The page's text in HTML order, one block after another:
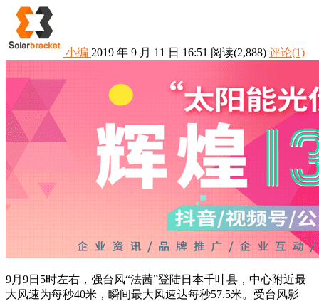
小编 2019 年 9 月 11 日 16:51 阅读(2,888) 评论(1)
9月9日5时左右，强台风“法茜”登陆日本千叶县，中心附近最
大风速为每秒40米，瞬间最大风速达每秒57.5米。受台风影